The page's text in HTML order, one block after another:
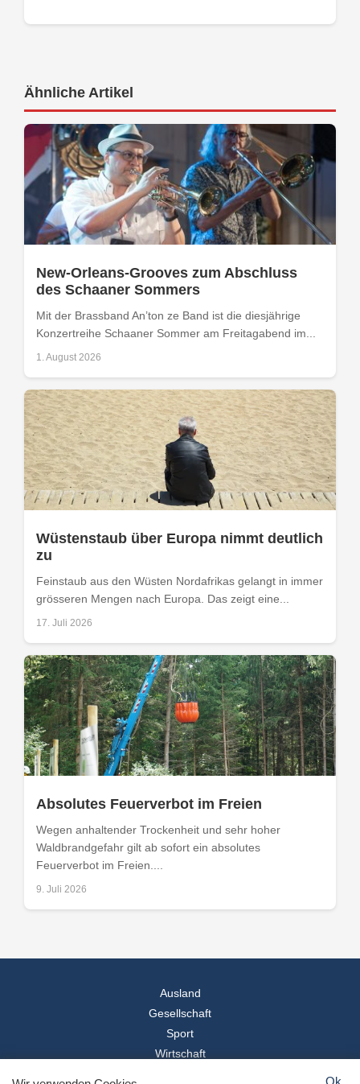
Ähnliche Artikel
New-Orleans-Grooves zum Abschluss
des Schaaner Sommers
Mit der Brassband An’ton ze Band ist die diesjährige
Konzertreihe Schaaner Sommer am Freitagabend im...
1. August 2026
Wüstenstaub über Europa nimmt deutlich
zu
Feinstaub aus den Wüsten Nordafrikas gelangt in immer
grösseren Mengen nach Europa. Das zeigt eine...
17. Juli 2026
Absolutes Feuerverbot im Freien
Wegen anhaltender Trockenheit und sehr hoher
Waldbrandgefahr gilt ab sofort ein absolutes
Feuerverbot im Freien....
9. Juli 2026
Ausland
Gesellschaft
Sport
Wirtschaft
Ok